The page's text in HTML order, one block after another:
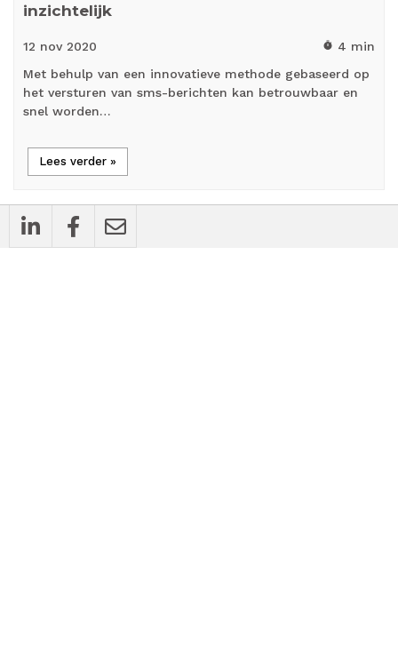
inzichtelijk
12 nov 2020 timer 4 min
Met behulp van een innovatieve methode gebaseerd op
het versturen van sms-berichten kan betrouwbaar en
snel worden…
Lees verder »